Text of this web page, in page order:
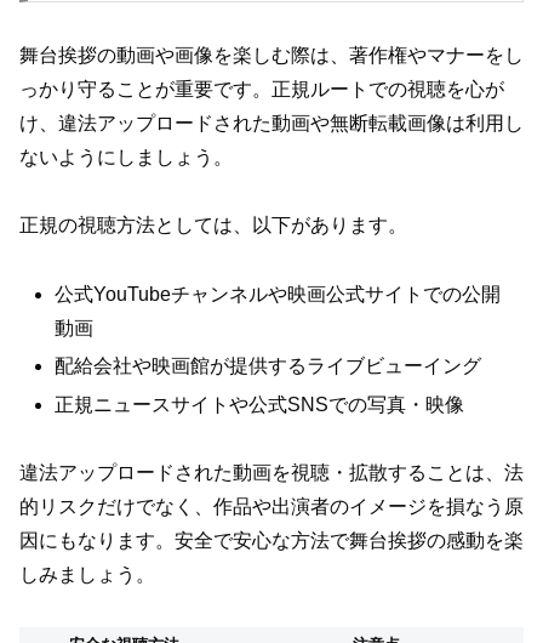
舞台挨拶の動画や画像を楽しむ際は、著作権やマナーをし
っかり守ることが重要です。正規ルートでの視聴を心が
け、違法アップロードされた動画や無断転載画像は利用し
ないようにしましょう。
正規の視聴方法としては、以下があります。
公式YouTubeチャンネルや映画公式サイトでの公開
動画
配給会社や映画館が提供するライブビューイング
正規ニュースサイトや公式SNSでの写真・映像
違法アップロードされた動画を視聴・拡散することは、法
的リスクだけでなく、作品や出演者のイメージを損なう原
因にもなります。安全で安心な方法で舞台挨拶の感動を楽
しみましょう。